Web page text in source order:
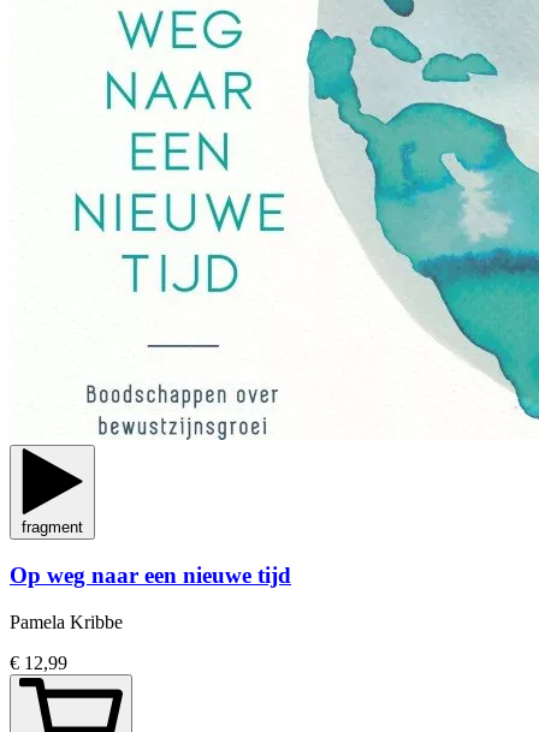
fragment
Op weg naar een nieuwe tijd
Pamela Kribbe
€ 12,99